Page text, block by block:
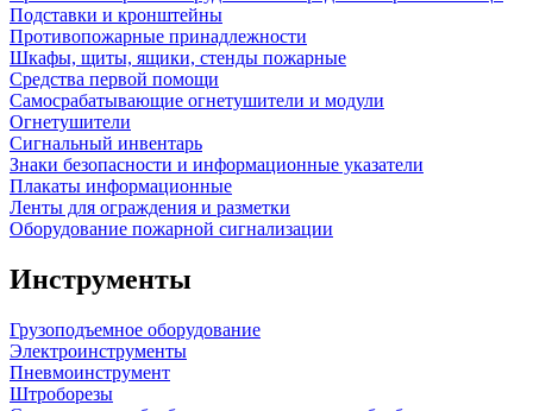
Подставки и кронштейны
Противопожарные принадлежности
Шкафы, щиты, ящики, стенды пожарные
Средства первой помощи
Самосрабатывающие огнетушители и модули
Огнетушители
Сигнальный инвентарь
Знаки безопасности и информационные указатели
Плакаты информационные
Ленты для ограждения и разметки
Оборудование пожарной сигнализации
Инструменты
Грузоподъемное оборудование
Электроинструменты
Пневмоинструмент
Штроборезы